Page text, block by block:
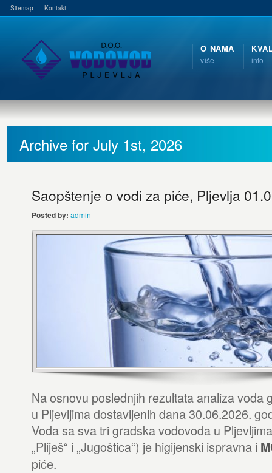
Sitemap Kontakt
O NAMA
više info
Archive for July 1st, 2026
Saopštenje o vodi za piće, Pljevlja
Posted by: admin
Na osnovu poslednjih rezultata analiza voda
u Pljevljima dostavljenih dana 30.06.2026.
Voda sa sva tri gradska vodovoda u
„Pliješ“ i „Jugoštica“) je higijenski ispravna i
piće.